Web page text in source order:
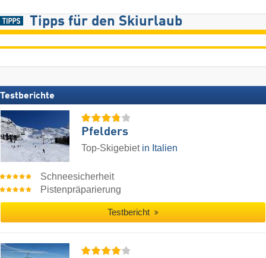
Tipps für den Skiurlaub
Testberichte
Pfelders
Top-Skigebiet in Italien
Schneesicherheit
Pistenpräparierung
Testbericht